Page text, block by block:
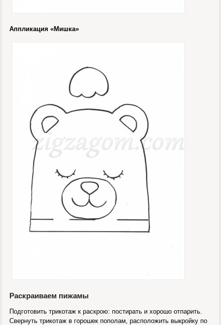
Аппликация «Мишка»
Раскраиваем пижамы
Подготовить трикотаж к раскрою: постирать и хорошо отпарить.
Свернуть трикотаж в горошек пополам, расположить выкройку по